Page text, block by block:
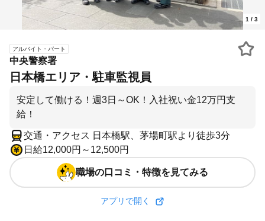
1 / 3
アルバイト・パート
中央警察署
日本橋エリア・駐車監視員
安定して働ける！週3日～OK！入社祝い金12万円支
給！
交通・アクセス 日本橋駅、茅場町駅より徒歩3分
日給12,000円～12,500円
職場の口コミ・特徴を見てみる
アプリで開く